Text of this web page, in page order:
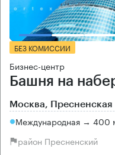
БЕЗ КОМИССИИ
Бизнес-центр
Башня на
Москва,
Международная → 400
район Пресненский